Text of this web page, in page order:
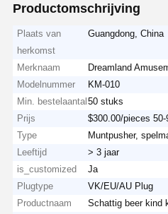
Productomschrijving
Plaats van
herkomst
Guangdong, China
Merknaam
Dreamland
Modelnummer
KM-010
Min. bestelaantal 50 stuks
Prijs
$300.00/pieces
Type
Muntpusher,
Leeftijd
> 3 jaar
is_customized
Ja
Plugtype
VK/EU/AU Plug
Productnaam
Schattig beer kind